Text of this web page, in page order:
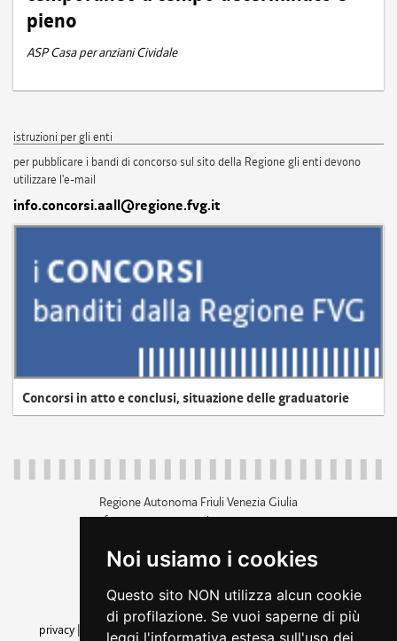
Noi usiamo i cookies
Questo sito NON utilizza alcun cookie
di profilazione. Se vuoi saperne di più
leggi l'informativa estesa sull'uso dei
pieno
ASP Casa per anziani Cividale
istruzioni per gli enti
per pubblicare i bandi di concorso sul sito della Regione gli enti devono
utilizzare l'e-mail
info.concorsi.aall@regione.fvg.it
Concorsi in atto e conclusi, situazione delle graduatorie
Regione Autonoma Friuli Venezia Giulia
c.f. 80014930327; p.iva 00526040324
+39 040 3771111
amministrazione trasparente
privacy
cookie |note legali accessibilità
dichiarazione di